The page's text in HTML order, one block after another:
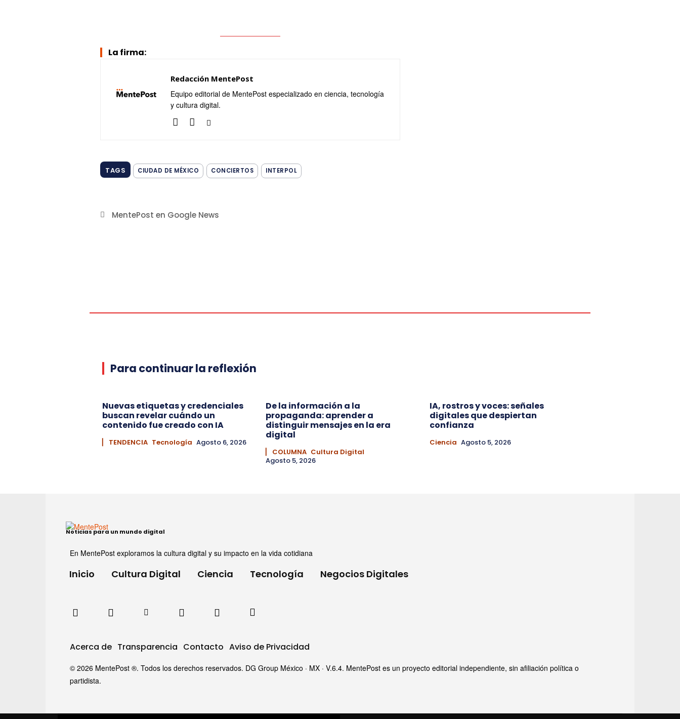
La firma:
Redacción MentePost
Equipo editorial de MentePost especializado en ciencia, tecnología
y cultura digital.
TAGS CIUDAD DE MÉXICO CONCIERTOS INTERPOL
MentePost en Google News
Para continuar la reflexión
Nuevas etiquetas y credenciales
buscan revelar cuándo un
contenido fue creado con IA
▏ TENDENCIA Tecnología Agosto 6, 2026
De la información a la
propaganda: aprender a
distinguir mensajes en la era
digital
▏ COLUMNA Cultura Digital
Agosto 5, 2026
IA, rostros y voces: señales
digitales que despiertan
confianza
Ciencia Agosto 5, 2026
Noticias para un mundo digital
En MentePost exploramos la cultura digital y su impacto en la vida cotidiana
Inicio Cultura Digital Ciencia Tecnología Negocios Digitales
Acerca de Transparencia Contacto Aviso de Privacidad
© 2026 MentePost ®. Todos los derechos reservados. DG Group México · MX · V.6.4. MentePost es un proyecto editorial independiente, sin afiliación política o
partidista.